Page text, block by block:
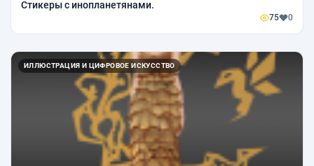
Стикеры с инопланетянами.
75 0
ИЛЛЮСТРАЦИЯ И ЦИФРОВОЕ ИСКУССТВО